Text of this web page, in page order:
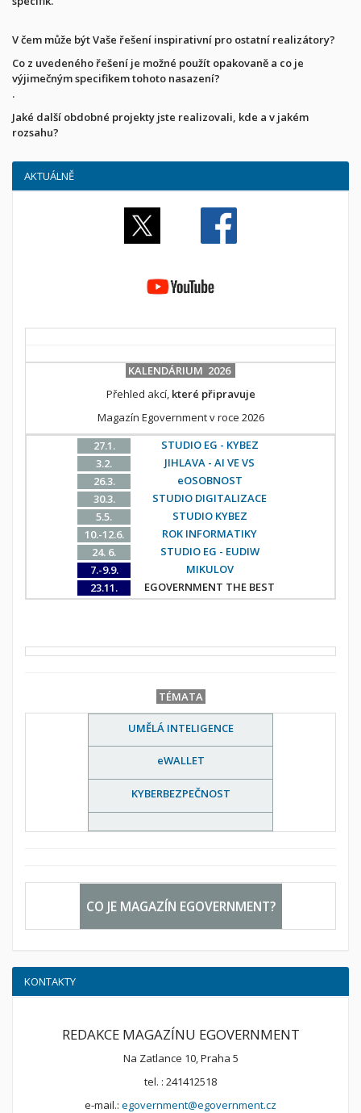
V čem může být Vaše řešení inspirativní pro ostatní realizátory?
Co z uvedeného řešení je možné použít opakovaně a co je
výjimečným specifikem tohoto nasazení?
.
Jaké další obdobné projekty jste realizovali, kde a v jakém
rozsahu?
AKTUÁLNĚ
KALENDÁRIUM 2026
Přehled akcí, které připravuje
Magazín Egovernment v roce 2026
27.1.
STUDIO EG - KYBEZ
3.2.
JIHLAVA - AI VE VS
26.3.
eOSOBNOST
30.3.
STUDIO DIGITALIZACE
5.5.
STUDIO KYBEZ
10.-12.6.
ROK INFORMATIKY
24. 6.
STUDIO EG - EUDIW
7.-9.9.
MIKULOV
23.11.
EGOVERNMENT THE BEST
TÉMATA
UMĚLÁ INTELIGENCE
eWALLET
KYBERBEZPEČNOST
CO JE MAGAZÍN EGOVERNMENT?
KONTAKTY
REDAKCE MAGAZÍNU EGOVERNMENT
Na Zatlance 10, Praha 5
tel. : 241412518
e-mail.: egovernment@egovernment.cz